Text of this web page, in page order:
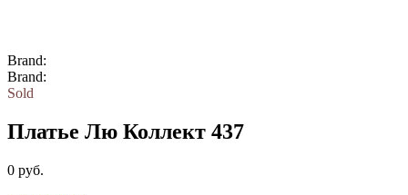
Brand:
Brand:
Sold
Платье Лю Коллект 437
0 руб.